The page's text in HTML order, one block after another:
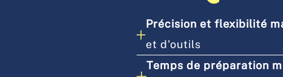
Précision et flexibilité
et d'outils
Temps de préparation